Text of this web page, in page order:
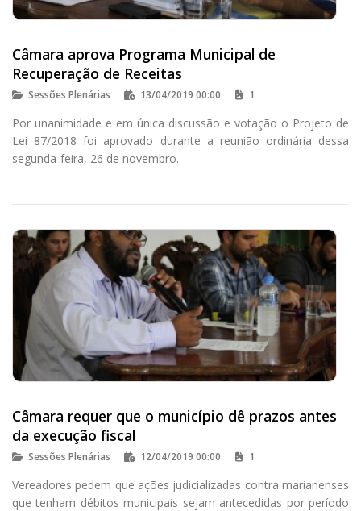
Câmara aprova Programa Municipal de
Recuperação de Receitas
Sessões Plenárias 13/04/2019 00:00 1
Por unanimidade e em única discussão e votação o Projeto de
Lei 87/2018 foi aprovado durante a reunião ordinária dessa
segunda-feira, 26 de novembro.
Câmara requer que o município dê prazos antes
da execução fiscal
Sessões Plenárias 12/04/2019 00:00 1
Vereadores pedem que ações judicializadas contra marianenses
que tenham débitos municipais sejam antecedidas por período